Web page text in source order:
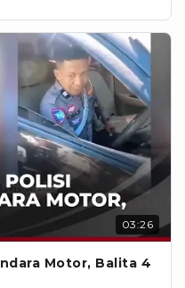
03:26
Motor, Balita 4